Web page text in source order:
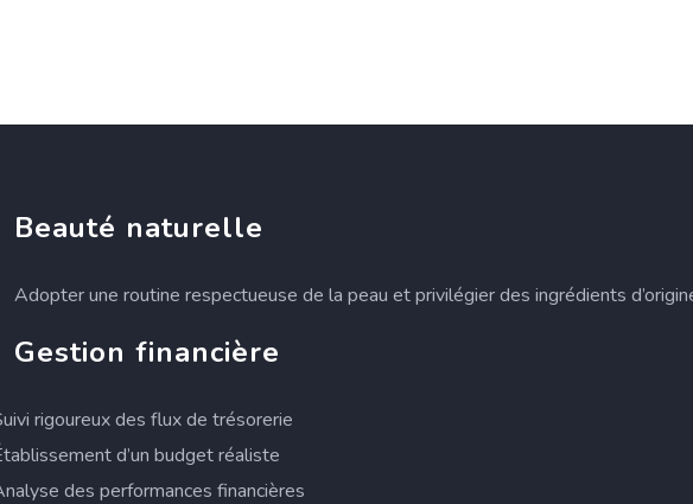
Beauté naturelle
Adopter une routine respectueuse de la peau et privilégier des ingrédients
Gestion financière
rigoureux des flux de trésorerie
d’un budget réaliste
des performances financières